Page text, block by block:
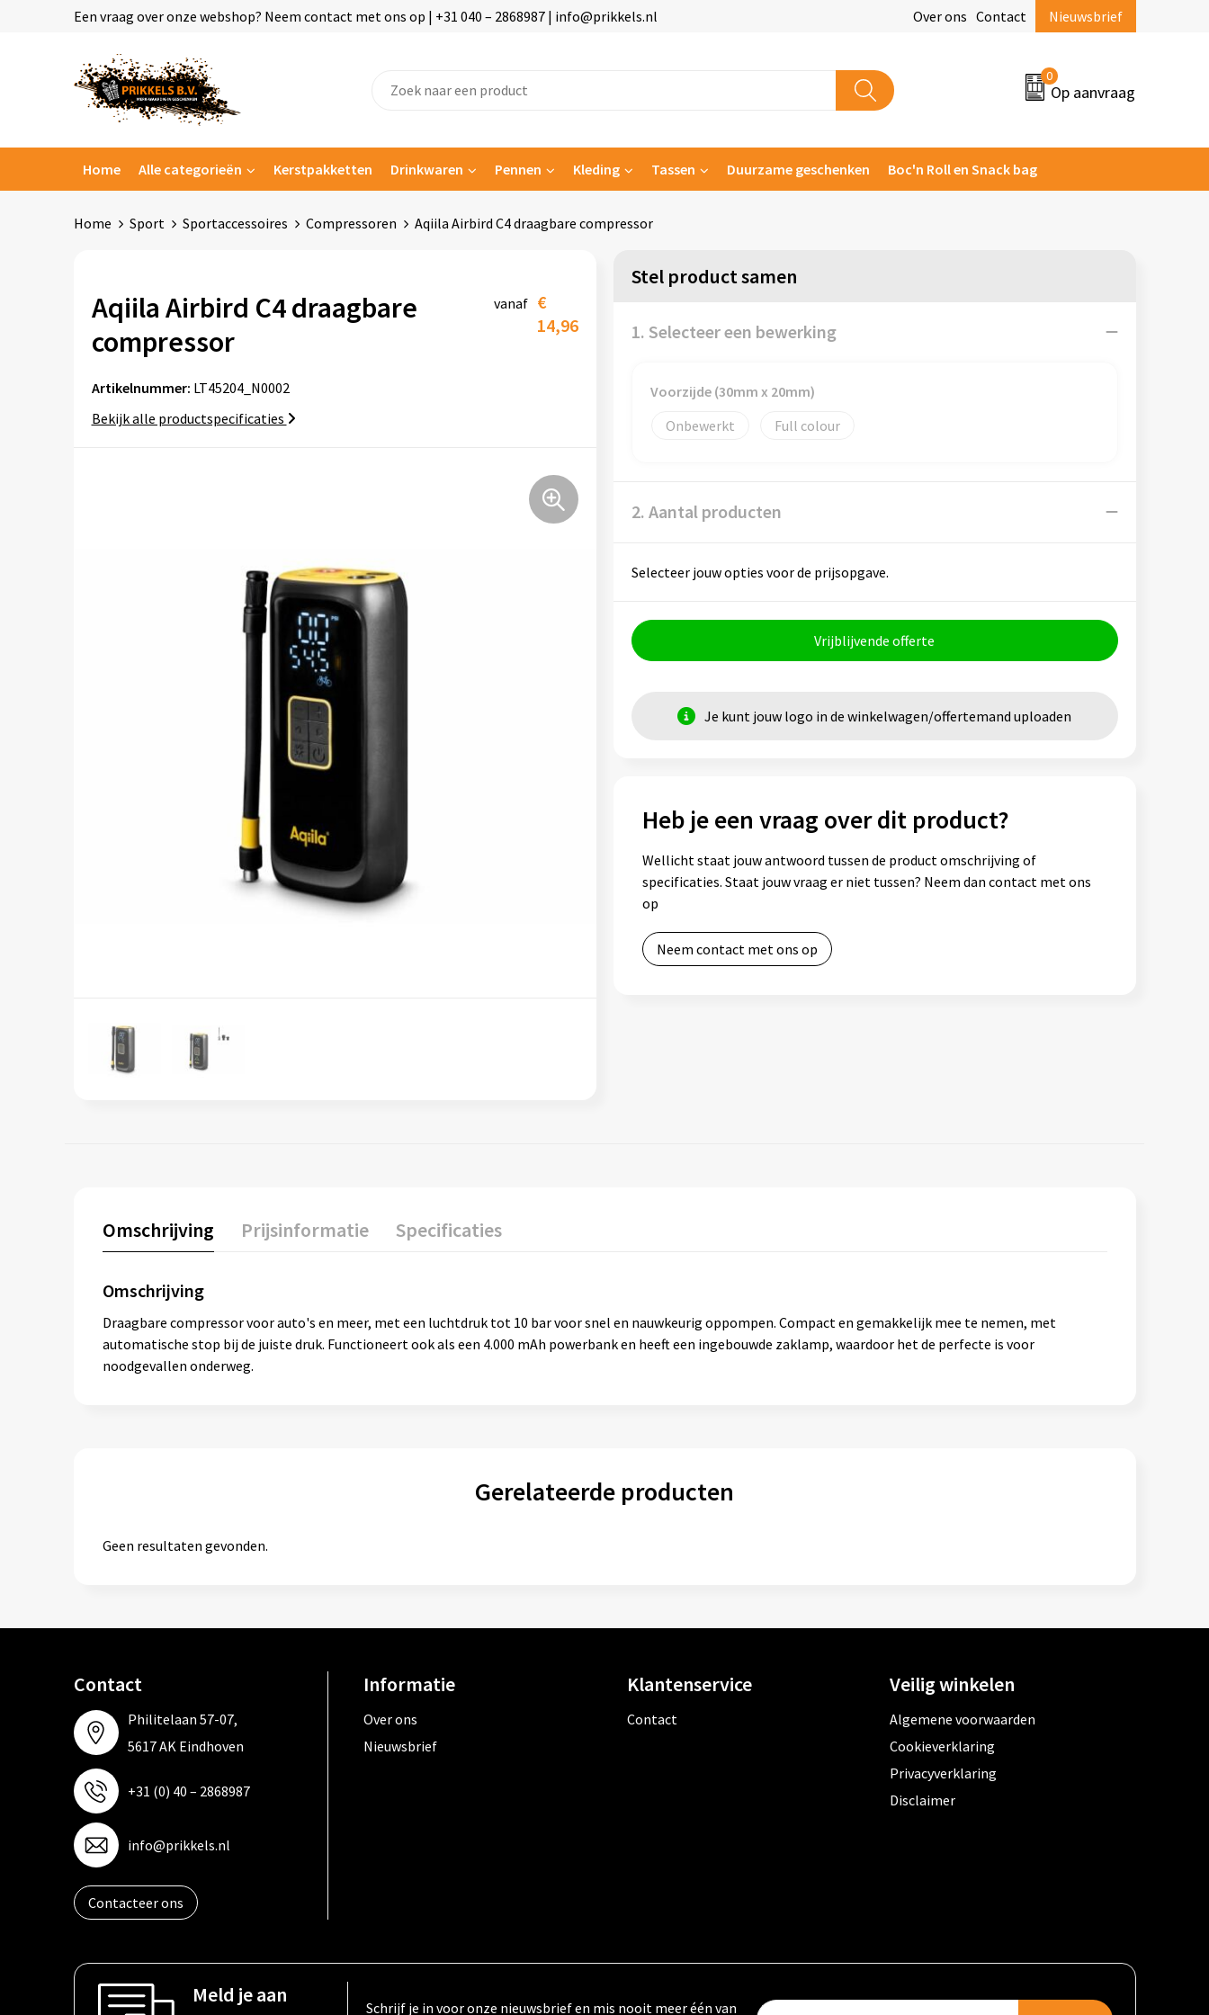
Een vraag over onze webshop? Neem contact met ons op | +31 040 – 2868987 | info@prikkels.nl Over ons Contact Nieuwsbrief
0
Op aanvraag
Home Alle categorieën Kerstpakketten Drinkwaren Pennen Kleding Tassen Duurzame geschenken Boc'n Roll en Snack bag
Home Sport Sportaccessoires Compressoren Aqiila Airbird C4 draagbare compressor
Aqiila Airbird C4 draagbare
compressor
vanaf €
14,96
Artikelnummer: LT45204_N0002
Bekijk alle productspecificaties
Stel product samen
1. Selecteer een bewerking
Voorzijde (30mm x 20mm)
Onbewerkt
Full colour
2. Aantal producten
Selecteer jouw opties voor de prijsopgave.
Vrijblijvende offerte
Je kunt jouw logo in de winkelwagen/offertemand uploaden
Heb je een vraag over dit product?
Wellicht staat jouw antwoord tussen de product omschrijving of
specificaties. Staat jouw vraag er niet tussen? Neem dan contact met ons
op
Neem contact met ons op
Omschrijving Prijsinformatie Specificaties
Omschrijving
Draagbare compressor voor auto's en meer, met een luchtdruk tot 10 bar voor snel en nauwkeurig oppompen. Compact en gemakkelijk mee te nemen, met
automatische stop bij de juiste druk. Functioneert ook als een 4.000 mAh powerbank en heeft een ingebouwde zaklamp, waardoor het de perfecte is voor
noodgevallen onderweg.
Gerelateerde producten
Geen resultaten gevonden.
Contact
Philitelaan 57-07,
5617 AK Eindhoven
+31 (0) 40 – 2868987
info@prikkels.nl
Contacteer ons
Informatie
Over ons
Nieuwsbrief
Klantenservice
Contact
Veilig winkelen
Algemene voorwaarden
Cookieverklaring
Privacyverklaring
Disclaimer
Meld je aan
Schrijf je in voor onze nieuwsbrief en mis nooit meer één van